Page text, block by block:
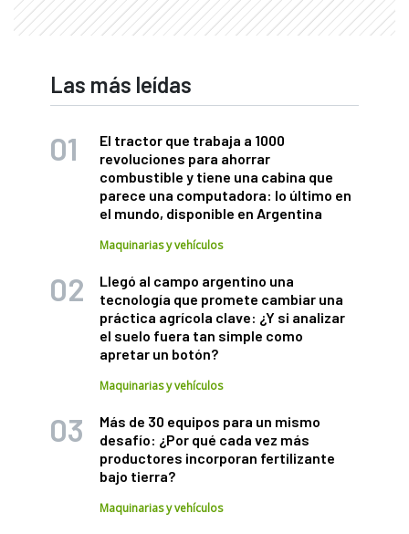
Las más leídas
El tractor que trabaja a 1000
revoluciones para ahorrar
combustible y tiene una cabina que
parece una computadora: lo último en
el mundo, disponible en Argentina
Maquinarias y vehículos
Llegó al campo argentino una
tecnología que promete cambiar una
práctica agrícola clave: ¿Y si analizar
el suelo fuera tan simple como
apretar un botón?
Maquinarias y vehículos
Más de 30 equipos para un mismo
desafío: ¿Por qué cada vez más
productores incorporan fertilizante
bajo tierra?
Maquinarias y vehículos